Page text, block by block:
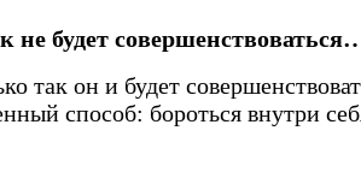
не будет
так он и будет
способ: бороться внутри